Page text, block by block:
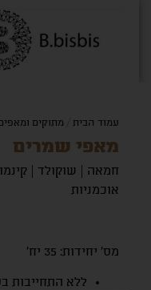
עמוד הבית/מתוקים ומאפים/
מאפי שמרים
חמאה | שוקולד | קינמון
אוכמניות
מס' יחידות: 35 יח'
ללא התחייבות